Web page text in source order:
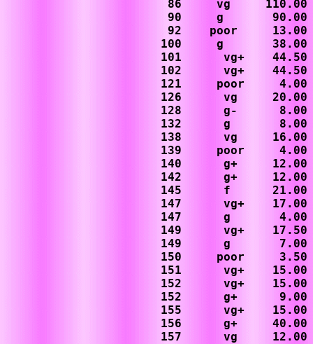
86     vg     110.00
90     g       90.00
92    poor     13.00
100     g       38.00
101      vg+    44.50
102      vg+    44.50
121     poor     4.00
126      vg     20.00
128      g-      8.00
132      g       8.00
138      vg     16.00
139     poor     4.00
140      g+     12.00
142      g+
145      f      21.00
147      vg+    17.00
147      g       4.00
149      vg+    17.50
149      g       7.00
150     poor     3.50
151      vg+    15.00
152      vg+    15.00
152      g+      9.00
155      vg+    15.00
156      g+     40.00
157      vg     12.00